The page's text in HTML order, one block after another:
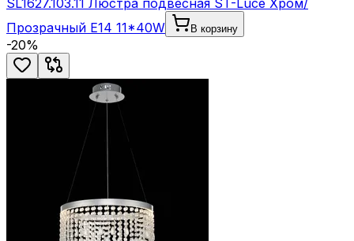
SL1627.103.11 Люстра подвесная ST-Luce Хром/
Прозрачный E14 11*40W
В корзину
-20%